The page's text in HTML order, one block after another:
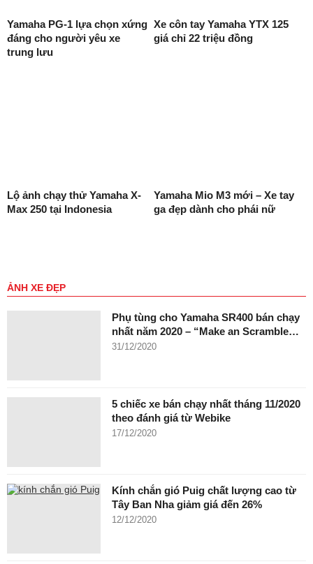
Yamaha PG-1 lựa chọn xứng
đáng cho người yêu xe
trung lưu
Xe côn tay Yamaha YTX 125
giá chỉ 22 triệu đồng
Lộ ảnh chạy thử Yamaha X-
Max 250 tại Indonesia
Yamaha Mio M3 mới – Xe tay
ga đẹp dành cho phái nữ
ẢNH XE ĐẸP
Phụ tùng cho Yamaha SR400 bán chạy
nhất năm 2020 – “Make an Scramble…
31/12/2020
5 chiếc xe bán chạy nhất tháng 11/2020
theo đánh giá từ Webike
17/12/2020
Kính chắn gió Puig chất lượng cao từ
Tây Ban Nha giảm giá đến 26%
12/12/2020